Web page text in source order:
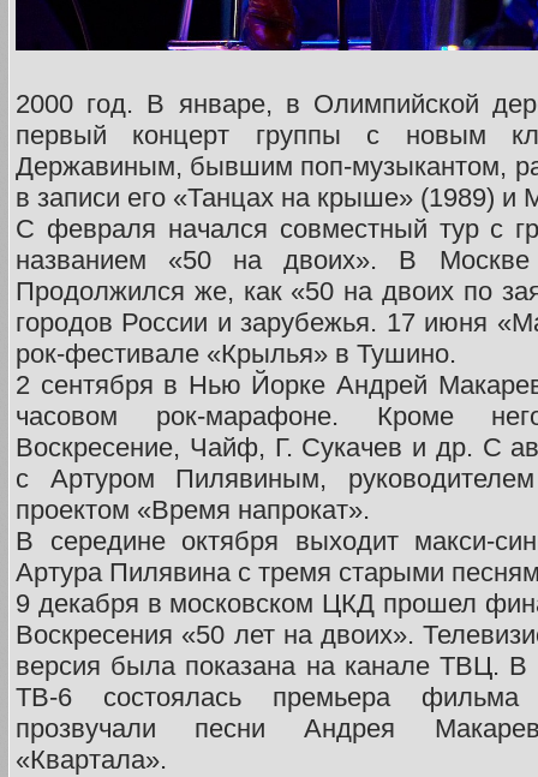
2000 год. В январе, в Олимпийской
первый концерт группы с новым
Державиным, бывшим поп-музыкантом,
в записи его «Танцах на крыше» (1989) и
С февраля начался совместный тур с
названием «50 на двоих». В
Продолжился же, как «50 на двоих по
городов России и зарубежья. 17 июня
рок-фестивале «Крылья» в Тушино.
2 сентября в Нью Йорке Андрей
часовом рок-марафоне. Кроме
Воскресение, Чайф, Г. Сукачев и др. С
с Артуром Пилявиным,
проектом «Время напрокат».
В середине октября выходит макси-
Артура Пилявина с тремя старыми
9 декабря в московском ЦКД прошел
Воскресения «50 лет на двоих».
версия была показана на канале ТВЦ. В
ТВ-6 состоялась премьера
прозвучали песни Андрея
«Квартала».